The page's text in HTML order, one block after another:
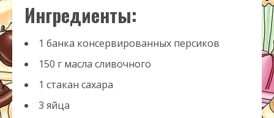
Ингредиенты:
1 банка консервированных персиков
150 г масла сливочного
1 стакан сахара
3 яйца